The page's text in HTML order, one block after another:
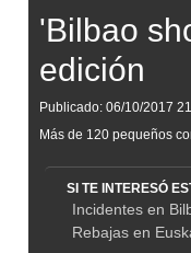
'Bilbao
edición
Publicado: 06/10/2017
Más de 120 pequeños
SI TE INTERESÓ
Incidentes en
Rebajas en